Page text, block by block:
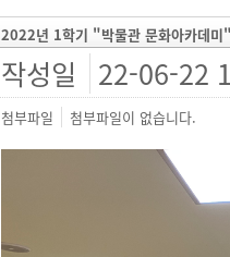
2022년 1학기 "박물관 문화아카데
작성일 22-06-22
첨부파일 첨부파일이 없습니다.